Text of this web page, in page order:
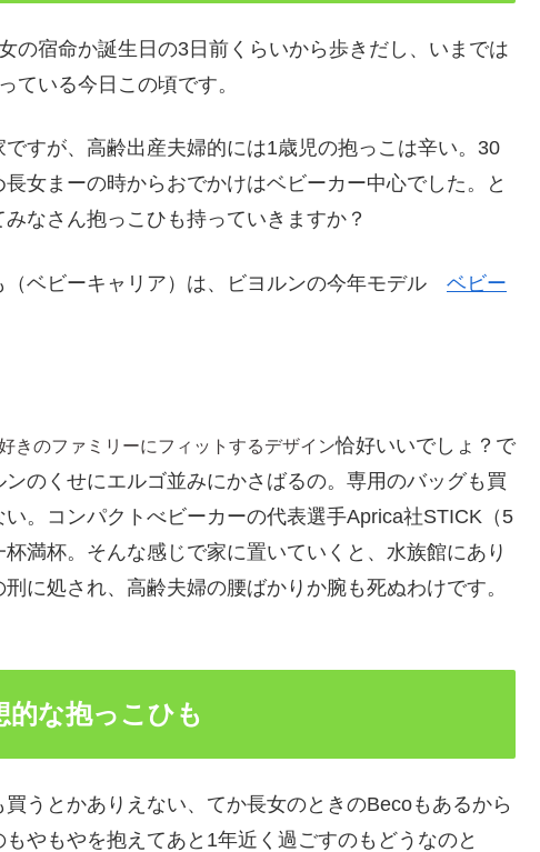
の宿命か誕生日の3日前くらいから歩きだし、いまでは
ている今日この頃です。
すが、高齢出産夫婦的には1歳児の抱っこは辛い。30
女まーの時からおでかけはベビーカー中心でした。と
なさん抱っこひも持っていきますか？
ベビーキャリア）は、ビヨルンの今年モデル ベビー
きのファミリーにフィットするデザイン恰好いいでしょ？で
のくせにエルゴ並みにかさばるの。専用のバッグも買
。コンパクトべビーカーの代表選手Aprica社STICK（5
満杯。そんな感じで家に置いていくと、水族館にあり
に処され、高齢夫婦の腰ばかりか腕も死ぬわけです。
的な抱っこひも
うとかありえない、てか長女のときのBecoもあるから
やもやを抱えてあと1年近く過ごすのもどうなのと